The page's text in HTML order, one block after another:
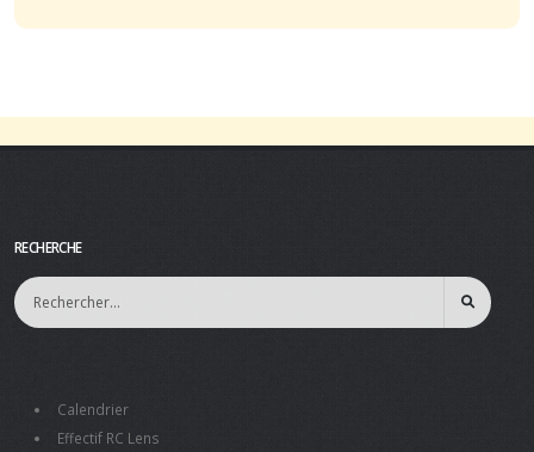
RECHERCHE
Calendrier
Effectif RC Lens